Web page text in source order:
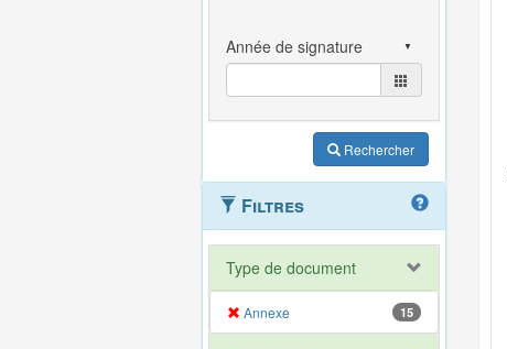
Rechercher
Filtres
Type de document
Annexe 15